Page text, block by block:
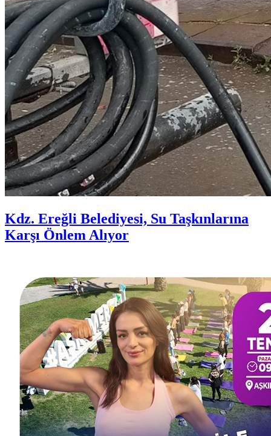
Kdz. Ereğli Belediyesi, Su Taşkınlarına
Karşı Önlem Alıyor